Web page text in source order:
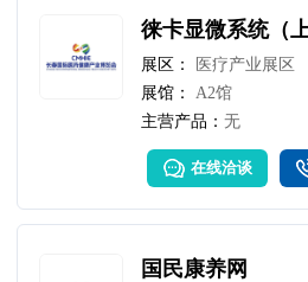
徕卡显微系统（
展区：
医疗产业展区
展馆：
A2馆
主营产品：无
在线洽谈
国民康养网